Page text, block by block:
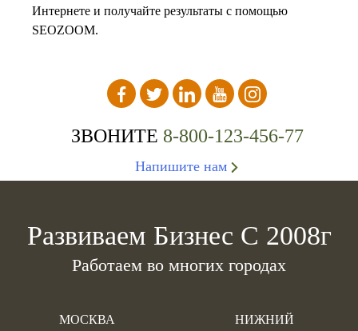
Интернете и получайте результаты с помощью
SEOZOOM.
ЗВОНИТЕ 8-800-123-456-77
Напишите нам
Развиваем Бизнес С 2008г
Работаем во многих городах
МОСКВА
НИЖНИЙ